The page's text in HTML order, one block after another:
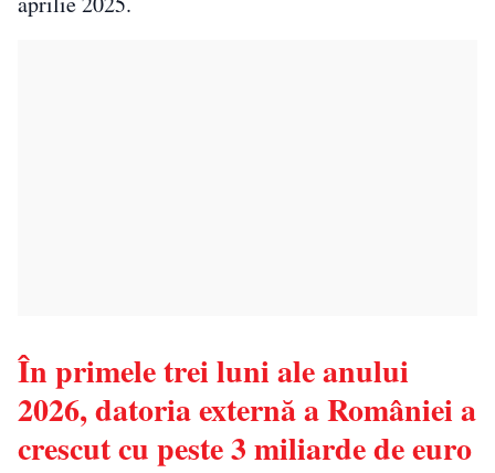
În primele trei luni ale anului
2026, datoria externă a României a
crescut cu peste 3 miliarde de euro